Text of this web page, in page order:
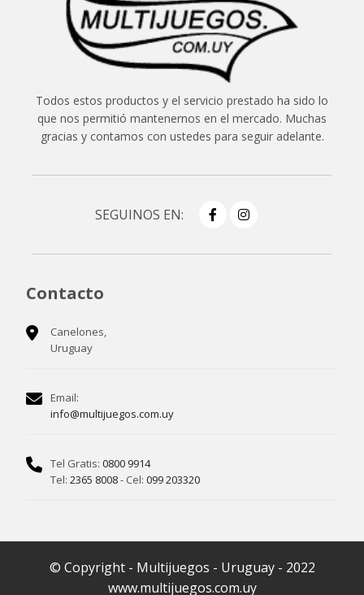
Todos estos productos y el servicio prestado ha sido lo
que nos permitió mantenernos en el mercado. Muchas
gracias y contamos con ustedes para seguir adelante.
SEGUINOS EN:
Contacto
Canelones,
Uruguay
Email:
info@multijuegos.com.uy
Tel Gratis: 0800 9914
Tel: 2365 8008- Cel: 099 203320
© Copyright - Multijuegos - Uruguay - 2022
www.multijuegos.com.uy